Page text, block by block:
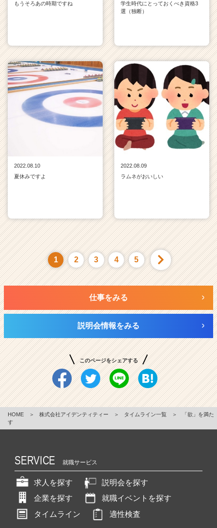
もうそろあの時期ですね
学生時代にとっておくべき資格3
選（独断）
2022.08.10
夏休みですよ
2022.08.09
ラムネがおいしい
1 2 3 4 5
仕事をみる
説明会情報をみる
このページをシェアする
HOME ＞ 株式会社アイデンティティー ＞ タイムライン一覧 ＞
「欲」を満た
す
SERVICE 就職サービス
求人を探す
説明会を探す
企業を探す
就職イベントを探す
タイムライン
適性検査